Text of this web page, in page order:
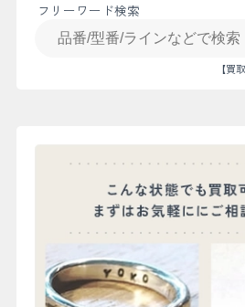
フリーワード検索
【買